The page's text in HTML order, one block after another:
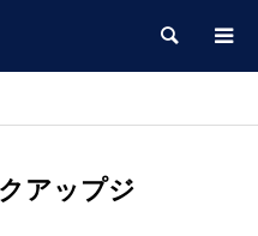
検索
アップジ